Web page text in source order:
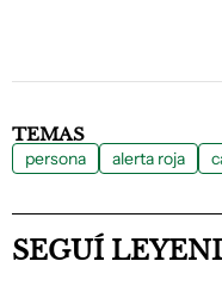
TEMAS
persona alerta roja
SEGUÍ